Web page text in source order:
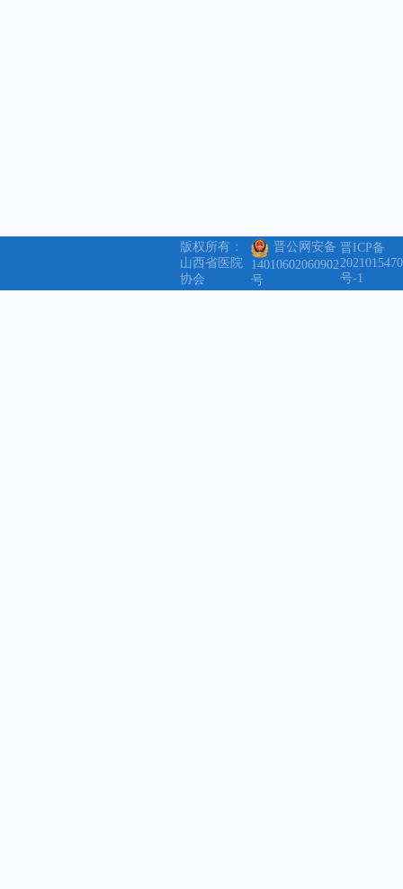
版权所有：
山西省医院
协会
晋公网安备
14010602060902
号
晋ICP备
2021015470
号-1